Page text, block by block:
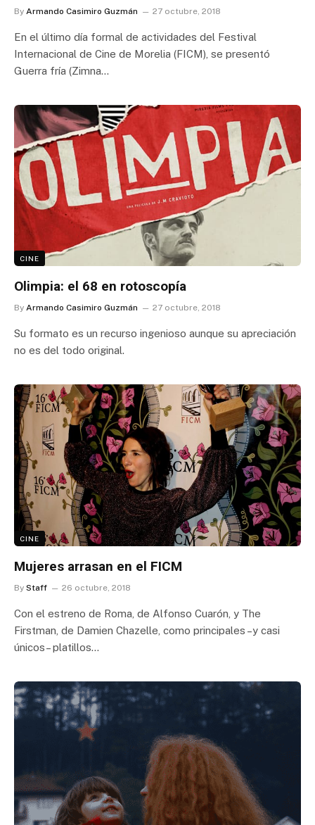
By Armando Casimiro Guzmán 27 octubre, 2018
En el último día formal de actividades del Festival
Internacional de Cine de Morelia (FICM), se presentó
Guerra fría (Zimna…
CINE
Olimpia: el 68 en rotoscopía
By Armando Casimiro Guzmán 27 octubre, 2018
Su formato es un recurso ingenioso aunque su apreciación
no es del todo original.
CINE
Mujeres arrasan en el FICM
By Staff 26 octubre, 2018
Con el estreno de Roma, de Alfonso Cuarón, y The
Firstman, de Damien Chazelle, como principales –y casi
únicos– platillos…